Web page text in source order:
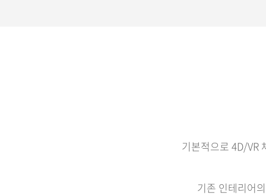
기본적으로 4D/VR
기존 인테리어